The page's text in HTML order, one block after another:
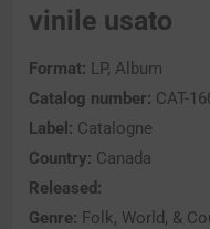
vinile usato
Format: LP, Album
Catalog number: CAT-
Label: Catalogne
Country: Canada
Released:
Genre: Folk, World, &